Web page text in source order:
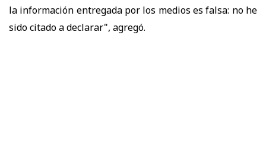
la información entregada por los medios es falsa: no he
sido citado a declarar", agregó.